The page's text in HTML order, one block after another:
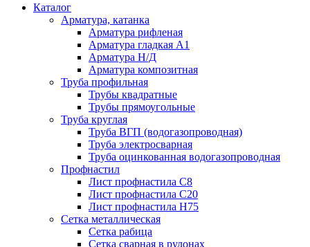
Каталог
Арматура, катанка
Арматура рифленая
Арматура гладкая A1
Арматура Н/Д
Арматура композитная
Труба профильная
Трубы квадратные
Трубы прямоугольные
Труба круглая
Труба ВГП (водогазопроводная)
Труба электросварная
Труба оцинкованная водогазопроводная
Профнастил
Лист профнастила С8
Лист профнастила С20
Лист профнастила Н75
Сетка металлическая
Сетка рабица
Сетка сварная в рулонах